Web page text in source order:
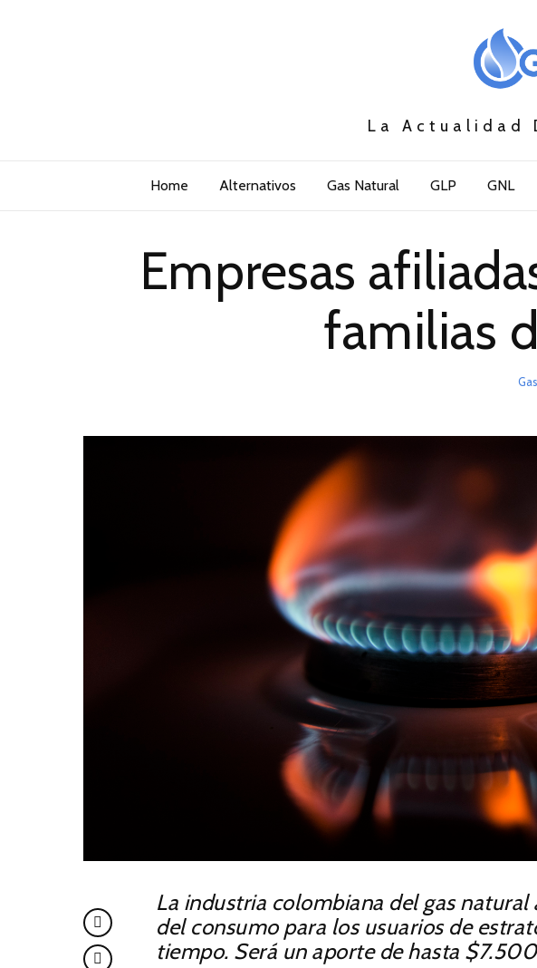
La Actualidad
Home Alternativos Gas Natural GLP GNL
Empresas
familias
La industria colombiana del gas natural asumirá un descuento del 10%
del consumo para los usuarios de
tiempo. Será un aporte de hasta